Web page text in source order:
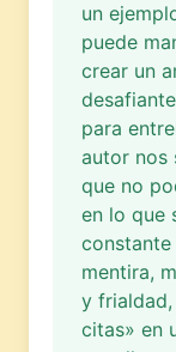
un
puede
crear un
para
autor nos
que no
en lo que
mentira,
y
citas» en